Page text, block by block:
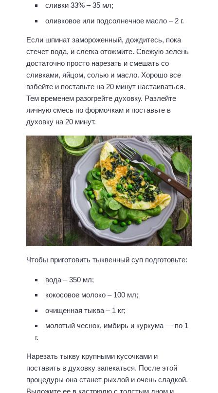
сливки 33% – 35 мл;
оливковое или подсолнечное масло – 2 г.
Если шпинат замороженный, дождитесь, пока
стечет вода, и слегка отожмите. Свежую зелень
достаточно просто нарезать и смешать со
сливками, яйцом, солью и масло. Хорошо все
взбейте и поставьте на 20 минут настаиваться.
Тем временем разогрейте духовку. Разлейте
яичную смесь по формочкам и поставьте в
духовку на 20 минут.
Чтобы приготовить тыквенный суп подготовьте:
вода – 350 мл;
кокосовое молоко – 100 мл;
очищенная тыква – 1 кг;
молотый чеснок, имбирь и куркума — по 1
г.
Нарезать тыкву крупными кусочками и
поставить в духовку запекаться. После этой
процедуры она станет рыхлой и очень сладкой.